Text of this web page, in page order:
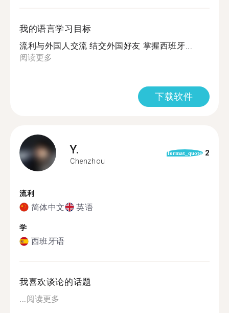
我的语言学习目标
流利与外国人交流 结交外国好友 掌握西班牙...
阅读更多
下载软件
Y.
Chenzhou
format_quote 2
流利
简体中文 英语
学
西班牙语
我喜欢谈论的话题
...阅读更多